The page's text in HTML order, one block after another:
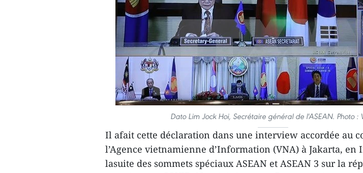
Dato Lim Jock Hoi, Secrétaire général de l'ASEAN. Photo :
Il afait cette déclaration dans une interview accordée au
l’Agence vietnamienne d’Information (VNA) à Jakarta, en
lasuite des sommets spéciaux ASEAN et ASEAN 3 sur la